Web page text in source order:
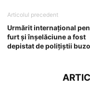
Articolul precedent
Urmărit internaţional
furt și înșelăciune a fost
depistat de polițiștii